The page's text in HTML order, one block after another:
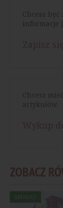
Chcesz
informacje
Chcesz
artykułów.
ZOBACZ
ARTYKUŁY